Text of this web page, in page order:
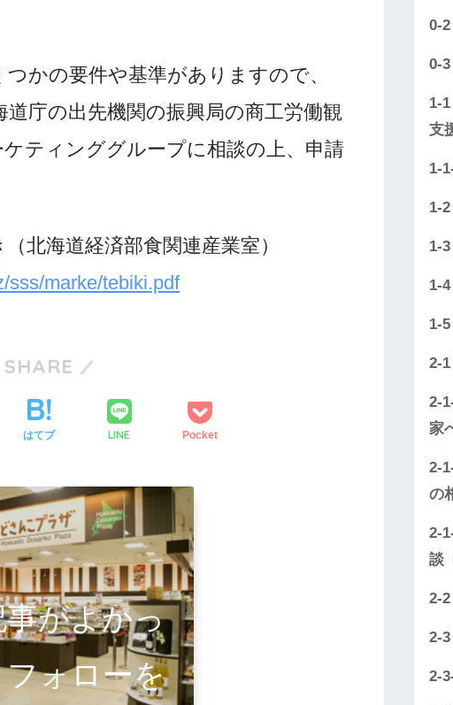
かの要件や基準がありますので、
庁の出先機関の振興局の商工労働観
ティンググループに相談の上、申請
北海道経済部食関連産業室）
sss/marke/tebiki.pdf
SHARE
はてブ LINE Pocket
がよかっ
ォローを
0-
0-
1-
支
1-
1-
1-
1-
1-
2-
2-
家
2-
の
2-
談
2-
2-
2-